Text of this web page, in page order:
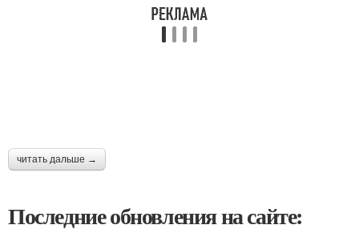
читать дальше →
Последние обновления на сайте: